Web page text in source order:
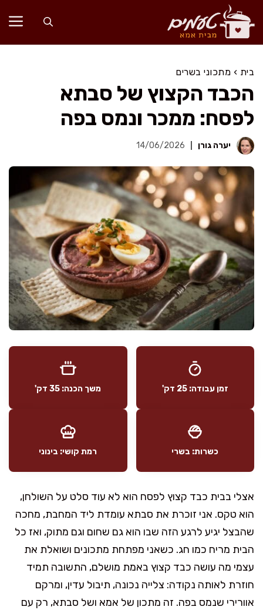
לדלג
לתוכן
בית › מתכוני בשרים
הכבד הקצוץ של סבתא
לפסח: ממכר ונמס בפה
יערה גורן 14/06/2026
זמן עבודה: 25 דק' משך הכנה: 35 דק'
כשרות: בשרי רמת קושי: בינוני
אצלי בבית כבד קצוץ לפסח הוא לא עוד סלט על השולחן,
הוא טקס. אני זוכרת את סבתא עומדת ליד המחבת, מחכה
שהבצל יגיע לרגע הזה שבו הוא גם שחום וגם מתוק, ואז כל
הבית מריח כמו חג. כשאני מפתחת מתכונים ושואלת את
עצמי מה עושה כבד קצוץ באמת מושלם, התשובה תמיד
חוזרת לאותה נקודה: צלייה נכונה, תיבול עדין, ומרקם
אוורירי שנמס בפה. זה מתכון של אמא ושל סבתא, רק עם